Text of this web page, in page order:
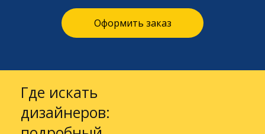
Оформить заказ
Где искать
дизайнеров: